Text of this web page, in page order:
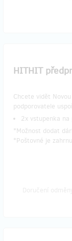
HITHIT
Chcete vidět
podporovatele
​2x vstupenka na
*Možnost dodat
​*Poštovné je